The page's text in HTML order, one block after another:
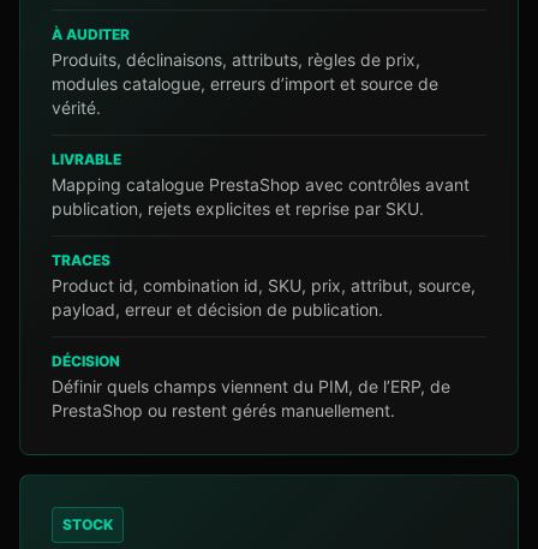
À AUDITER
Produits, déclinaisons, attributs, règles de prix,
modules catalogue, erreurs d’import et source de
vérité.
LIVRABLE
Mapping catalogue PrestaShop avec contrôles avant
publication, rejets explicites et reprise par SKU.
TRACES
Product id, combination id, SKU, prix, attribut, source,
payload, erreur et décision de publication.
DÉCISION
Définir quels champs viennent du PIM, de l’ERP, de
PrestaShop ou restent gérés manuellement.
STOCK